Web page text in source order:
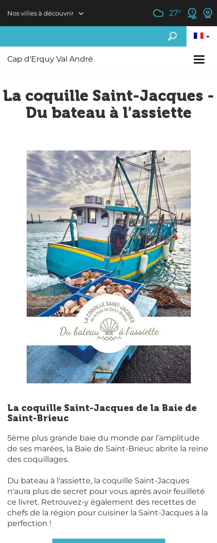
Nos villes à découvrir 27°
Cap d'Erquy Val André
La coquille Saint-Jacques -
Du bateau à l'assiette
La coquille Saint-Jacques de la Baie de
Saint-Brieuc
5ème plus grande baie du monde par l’amplitude
de ses marées, la Baie de Saint-Brieuc abrite la reine
des coquillages.
Du bateau à l'assiette, la coquille Saint-Jacques
n'aura plus de secret pour vous après avoir feuilleté
ce livret. Retrouvez-y également des recettes de
chefs de la région pour cuisiner la Saint-Jacques à la
perfection !